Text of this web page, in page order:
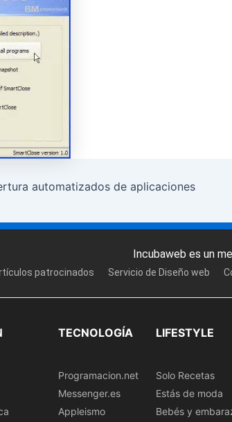
automatizados de aplicaciones
Incubaweb es un
patrocinados Servicio de Diseño web
TECNOLOGÍA
Programacion.net
Messenger.es
Appleismo
LIFESTYLE
Solo Recetas
Estás de moda
Bebés y